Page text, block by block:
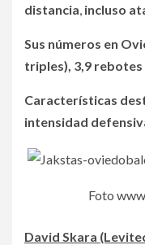
distancia, incluso
Sus números en
triples), 3,9 rebotes
Características
intensidad
Foto
David Skara